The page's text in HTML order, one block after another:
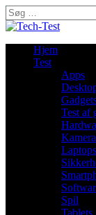
Søg
efter:
Hjem
Test
Apps
Test af
Laptops
Spil
Tablets